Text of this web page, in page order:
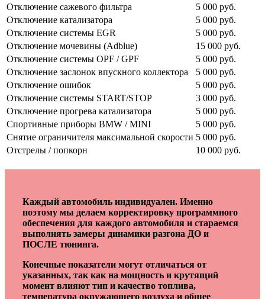
Отключение сажевого фильтра
5 000 руб.
Отключение катализатора
5 000 руб.
Отключение системы EGR
5 000 руб.
Отключение мочевины (Adblue)
15 000 руб.
Отключение системы OPF / GPF
5 000 руб.
Отключение заслонок впускного коллектора
5 000 руб.
Отключение ошибок
5 000 руб.
Отключение системы START/STOP
3 000 руб.
Отключение прогрева катализатора
5 000 руб.
Спортивные приборы BMW / MINI
5 000 руб.
Снятие ограничителя максимальной скорости 5 000 руб.
Отстрелы / попкорн
10 000 руб.
Каждый автомобиль индивидуален. Именно
поэтому мы делаем корректировку программного
обеспечения для каждого автомобиля и стараемся
выполнять замеры динамики разгона ДО и
ПОСЛЕ тюнинга.
Конечные показатели могут отличаться от
указанных, так как на мощность и крутящий
момент влияют тип и качество топлива,
температура окружающего воздуха и общее